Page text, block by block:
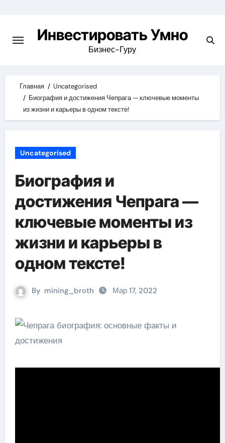
content
Инвестировать Умно
Бизнес-Гуру
Главная
Uncategorised
Биография и достижения Чепрага — ключевые моменты
из жизни и карьеры в одном тексте!
Uncategorised
Биография и
достижения Чепрага —
ключевые моменты из
жизни и карьеры в
одном тексте!
By mining_broth Мар 17, 2022